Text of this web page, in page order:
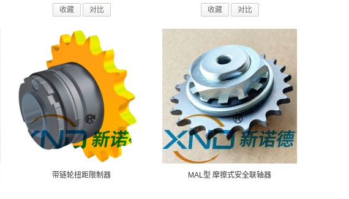
收藏 对比 收藏 对比
带链轮扭距限制器 MAL型 摩擦式安全联轴器